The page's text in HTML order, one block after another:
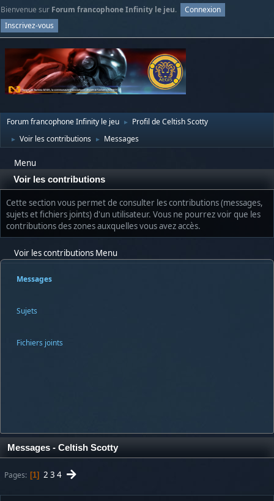
Bienvenue sur Forum francophone Infinity le jeu.
Connexion
Inscrivez-vous
Forum francophone Infinity le jeu ► Profil de Celtish Scotty
► Voir les contributions ► Messages
Menu
Voir les contributions
Cette section vous permet de consulter les contributions (messages,
sujets et fichiers joints) d'un utilisateur. Vous ne pourrez voir que les
contributions des zones auxquelles vous avez accès.
Voir les contributions Menu
Messages
Sujets
Fichiers joints
Messages - Celtish Scotty
Pages 1 2 3 4